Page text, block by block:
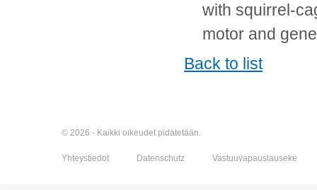
with squirrel-
motor and
Back to list
© 2026 - Kaikki oikeudet pidätetään.
Yhteystiedot Datenschutz Vastuuvapauslauseke